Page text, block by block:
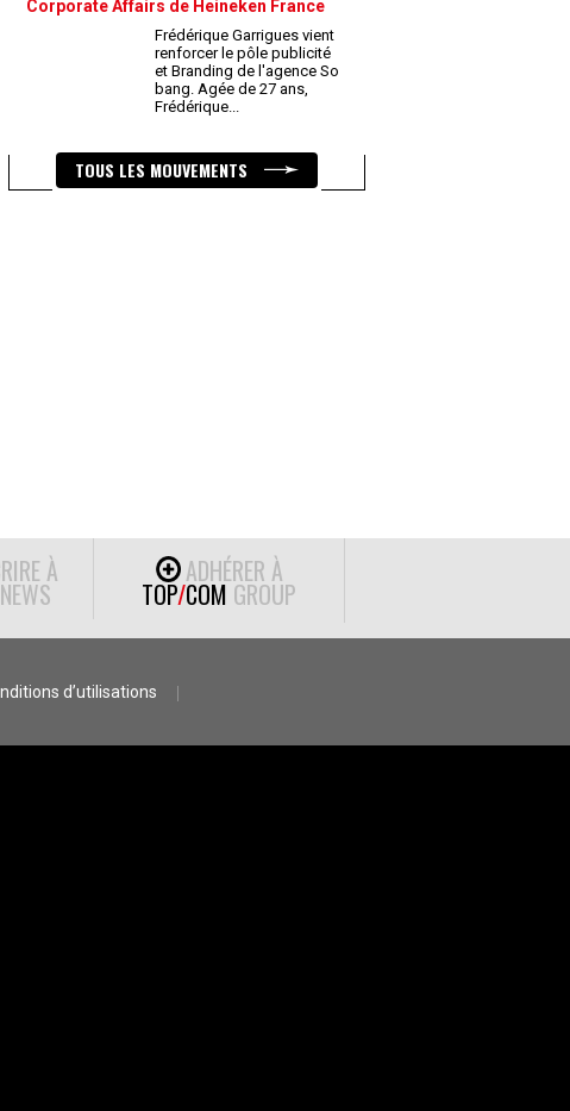
Corporate Affairs de Heineken France
Frédérique Garrigues vient
renforcer le pôle publicité
et Branding de l'agence So
bang. Agée de 27 ans,
Frédérique...
TOUS LES MOUVEMENTS
À
NEWS
ADHÉRER À
TOP/COM GROUP
d’utilisations